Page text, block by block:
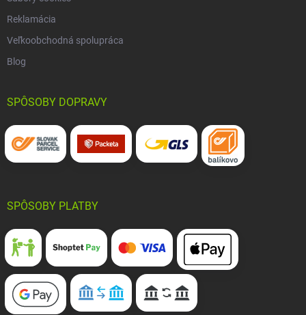
Reklamácia
Veľkoobchodná spolupráca
Blog
SPÔSOBY DOPRAVY
SPÔSOBY PLATBY